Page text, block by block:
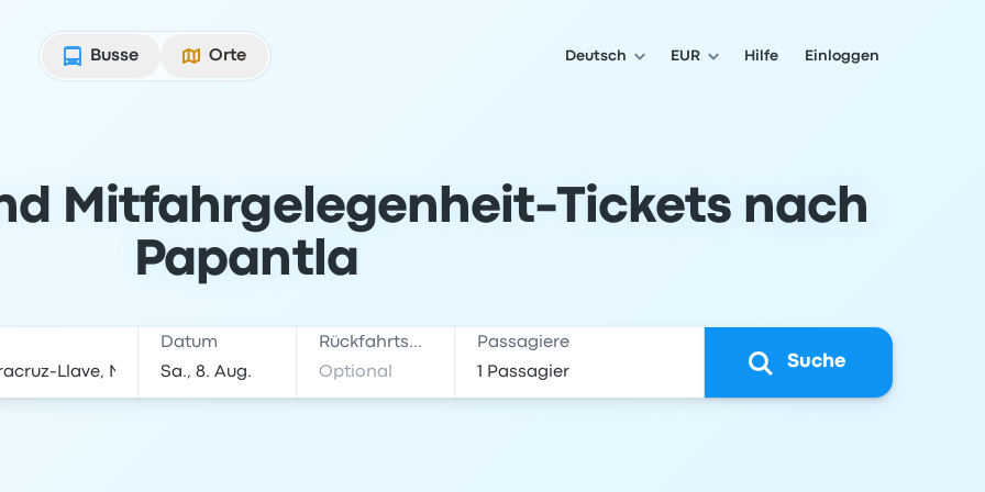
Busse
Orte Deutsch EUR Hilfe Einloggen
Mitfahrgelegenheit-Tickets nach
Papantla
Datum Rückfahrtsdatum Passagiere
Suche